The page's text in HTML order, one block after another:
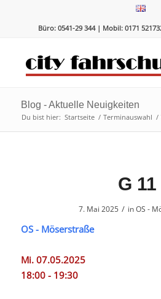
Büro: 0541-29 344 | Mobil: 0171
Blog - Aktuelle Neuigkeiten
Du bist hier: Startseite / Terminauswahl /
G 11
7. Mai 2025 / inOS -
OS - Möserstraße
Mi. 07.05.2025
18:00 - 19:30